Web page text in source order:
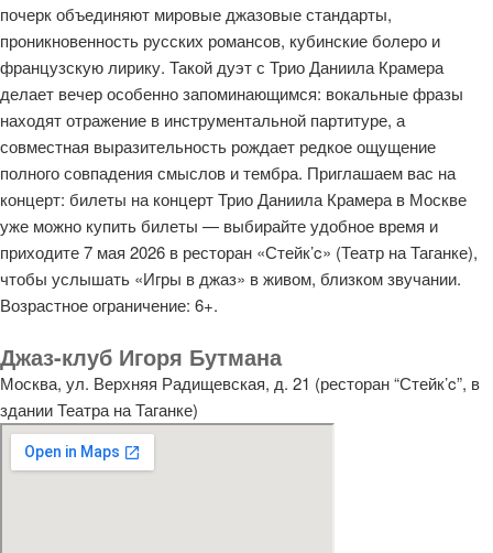
почерк объединяют мировые джазовые стандарты,
проникновенность русских романсов, кубинские болеро и
французскую лирику. Такой дуэт с Трио Даниила Крамера
делает вечер особенно запоминающимся: вокальные фразы
находят отражение в инструментальной партитуре, а
совместная выразительность рождает редкое ощущение
полного совпадения смыслов и тембра. Приглашаем вас на
концерт: билеты на концерт Трио Даниила Крамера в Москве
уже можно купить билеты — выбирайте удобное время и
приходите 7 мая 2026 в ресторан «Стейк’c» (Театр на Таганке),
чтобы услышать «Игры в джаз» в живом, близком звучании.
Возрастное ограничение: 6+.
Джаз-клуб Игоря Бутмана
Москва, ул. Верхняя Радищевская, д. 21 (ресторан “Стейк’c”, в
здании Театра на Таганке)